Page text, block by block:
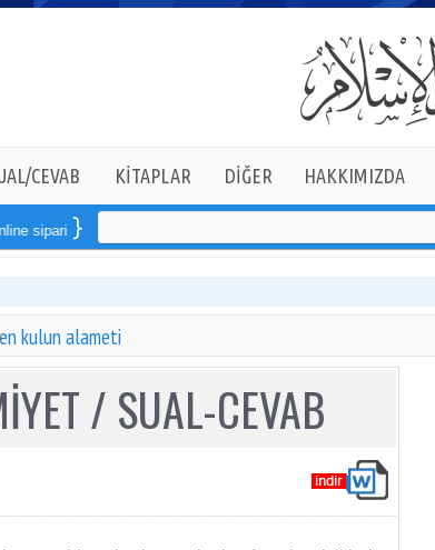
CEVAB KİTAPLAR DİĞER HAKKIMIZDA
verebilirsiniz
kulun alameti
/ SUAL-CEVAB